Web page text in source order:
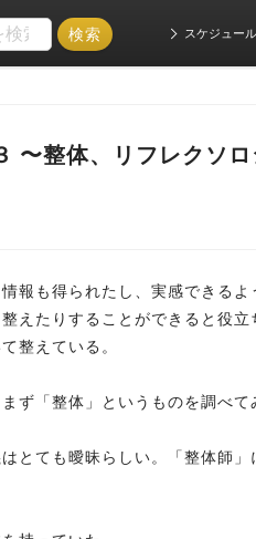
スケジュール
〜整体、リフレクソロ
報も得られたし、実感できるよ
えたりすることができると役立
整えている。
ず「整体」というものを調べて
とても曖昧らしい。「整体師」